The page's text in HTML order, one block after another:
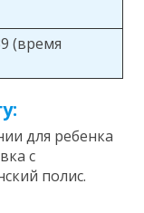
(время
для ребенка
с
полис.